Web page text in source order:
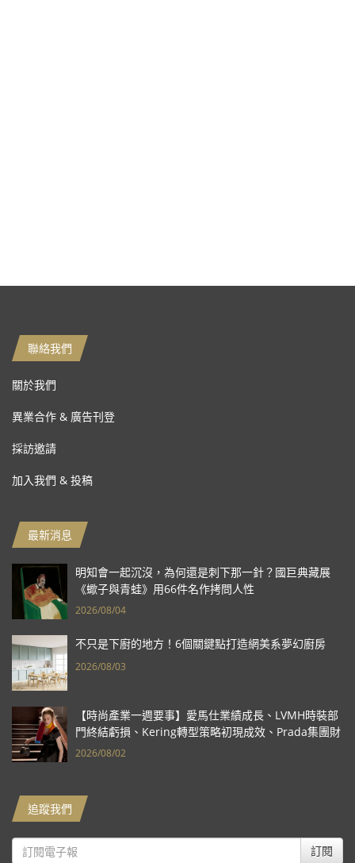
聯絡我們
關於我們
異業合作 & 廣告刊登
採訪邀請
加入我們 & 投稿
最新消息
明知會一起沉沒，為何還是刺下那一針？國巨典藏展
《蠍子與青蛙》用66件名作拷問人性
2026/08/04
不只是下廚的地方！6個關鍵點打造網美系夢幻廚房
2026/08/03
【時尚產業一週要事】愛馬仕業績成長、LVMH時裝部
門終結虧損、Kering轉型策略初現成效、Prada集團財
報亮眼
2026/08/02
追蹤我們
訂閱